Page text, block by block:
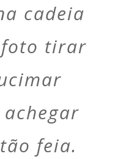
cadeia
tirar
achegar
feia.